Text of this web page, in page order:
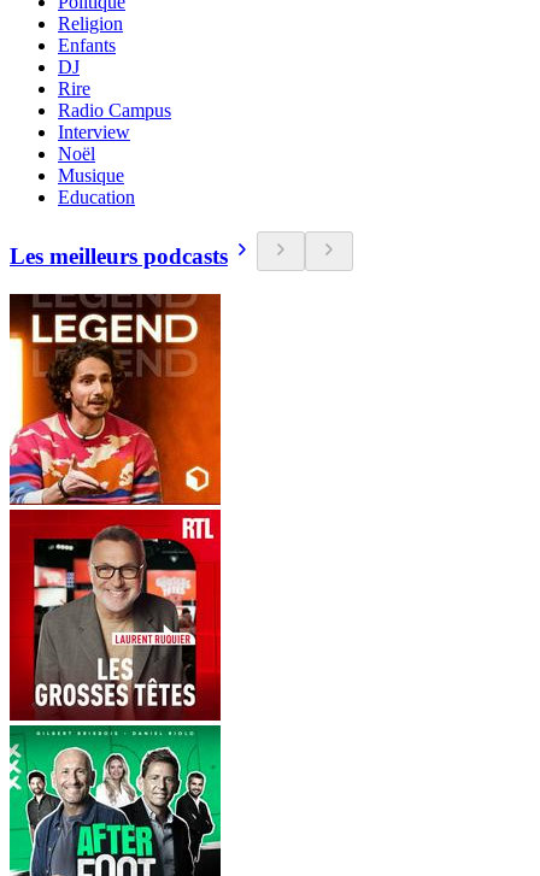
Religion
Enfants
DJ
Rire
Radio Campus
Interview
Noël
Musique
Education
Les meilleurs podcasts